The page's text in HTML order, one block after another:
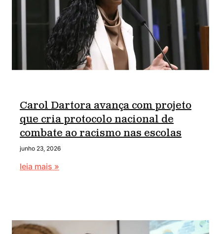
Carol Dartora avança com projeto
que cria protocolo nacional de
combate ao racismo nas escolas
junho 23, 2026
leia mais »